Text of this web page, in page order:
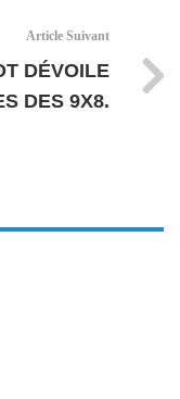
Article Suivant
DÉVOILE
DES 9X8.